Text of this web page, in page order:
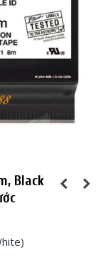
Black